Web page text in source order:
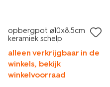
opbergpot ⌀10x8.5cm
keramiek schelp
alleen verkrijgbaar in de
winkels, bekijk
winkelvoorraad